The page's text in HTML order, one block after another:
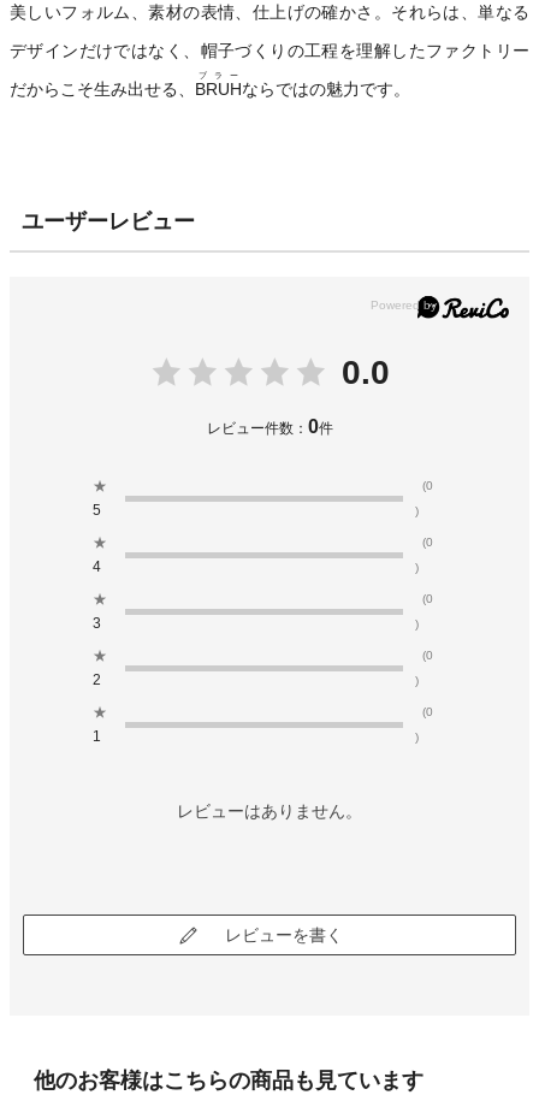
美しいフォルム、素材の表情、仕上げの確かさ。それらは、単なる
デザインだけではなく、帽子づくりの工程を理解したファクトリー
だからこそ生み出せる、 BRUH
ブラー
ならではの魅力です。
ユーザーレビュー
0.0
レビュー件数： 0件
★
5
(0
)
★
4
(0
)
★
3
(0
)
★
2
(0
)
★
1
(0
)
レビューはありません。
レビューを書く
他のお客様はこちらの商品も見ています